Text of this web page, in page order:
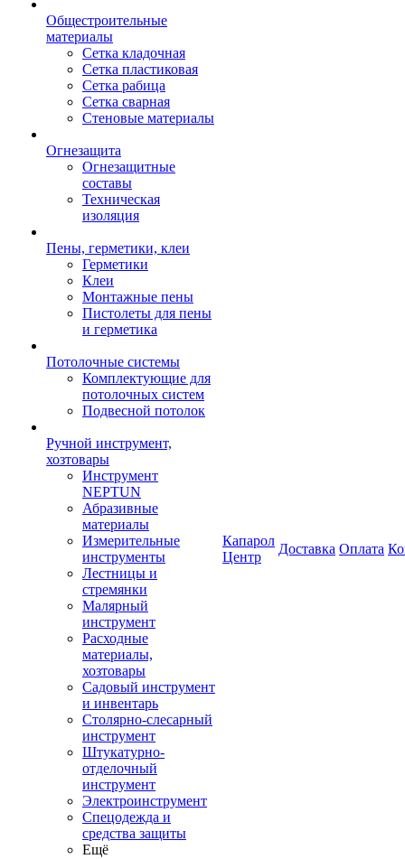
Общестроительные
материалы
Сетка кладочная
Сетка пластиковая
Сетка рабица
Сетка сварная
Стеновые материалы
Огнезащита
Огнезащитные
составы
Техническая
изоляция
Пены, герметики, клеи
Герметики
Клеи
Монтажные пены
Пистолеты для пены
и герметика
Потолочные системы
Комплектующие для
потолочных систем
Подвесной потолок
Ручной инструмент,
хозтовары
Инструмент
NEPTUN
Абразивные
материалы
Измерительные
инструменты
Лестницы и
стремянки
Малярный
инструмент
Расходные
материалы,
хозтовары
Садовый инструмент
и инвентарь
Столярно-слесарный
инструмент
Штукатурно-
отделочный
инструмент
Электроинструмент
Спецодежда и
средства защиты
Ещё
Капарол
Центр
Доставка Оплата